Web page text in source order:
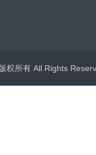
权所有 All Rights